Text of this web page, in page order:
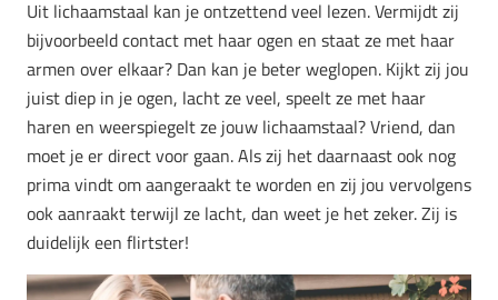
Uit lichaamstaal kan je ontzettend veel lezen. Vermijdt zij
bijvoorbeeld contact met haar ogen en staat ze met haar
armen over elkaar? Dan kan je beter weglopen. Kijkt zij jou
juist diep in je ogen, lacht ze veel, speelt ze met haar
haren en weerspiegelt ze jouw lichaamstaal? Vriend, dan
moet je er direct voor gaan. Als zij het daarnaast ook nog
prima vindt om aangeraakt te worden en zij jou vervolgens
ook aanraakt terwijl ze lacht, dan weet je het zeker. Zij is
duidelijk een flirtster!